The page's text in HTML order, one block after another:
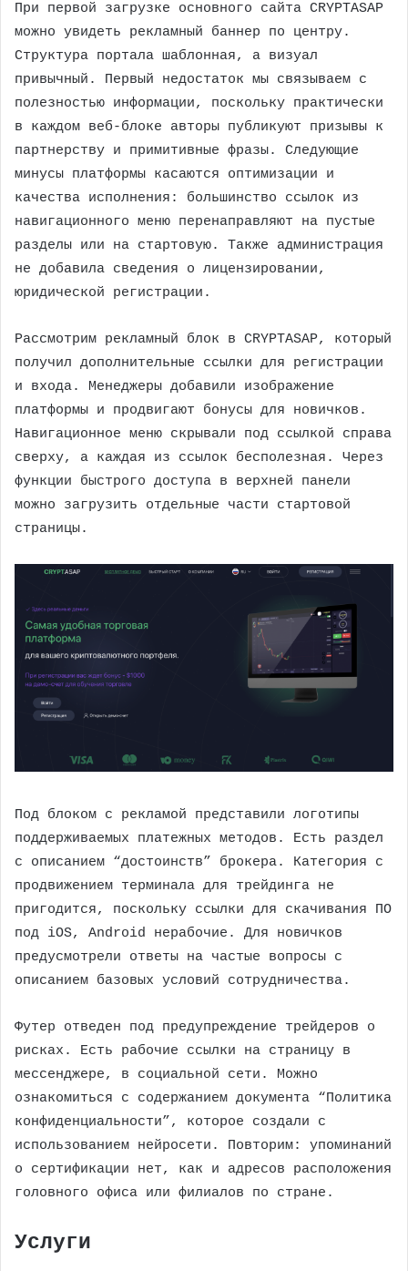
При первой загрузке основного сайта CRYPTASAP
можно увидеть рекламный баннер по центру.
Структура портала шаблонная, а визуал
привычный. Первый недостаток мы связываем с
полезностью информации, поскольку практически
в каждом веб-блоке авторы публикуют призывы к
партнерству и примитивные фразы. Следующие
минусы платформы касаются оптимизации и
качества исполнения: большинство ссылок из
навигационного меню перенаправляют на пустые
разделы или на стартовую. Также администрация
не добавила сведения о лицензировании,
юридической регистрации.
Рассмотрим рекламный блок в CRYPTASAP, который
получил дополнительные ссылки для регистрации
и входа. Менеджеры добавили изображение
платформы и продвигают бонусы для новичков.
Навигационное меню скрывали под ссылкой справа
сверху, а каждая из ссылок бесполезная. Через
функции быстрого доступа в верхней панели
можно загрузить отдельные части стартовой
страницы.
Под блоком с рекламой представили логотипы
поддерживаемых платежных методов. Есть раздел
с описанием “достоинств” брокера. Категория с
продвижением терминала для трейдинга не
пригодится, поскольку ссылки для скачивания ПО
под iOS, Android нерабочие. Для новичков
предусмотрели ответы на частые вопросы с
описанием базовых условий сотрудничества.
Футер отведен под предупреждение трейдеров о
рисках. Есть рабочие ссылки на страницу в
мессенджере, в социальной сети. Можно
ознакомиться с содержанием документа “Политика
конфиденциальности”, которое создали с
использованием нейросети. Повторим: упоминаний
о сертификации нет, как и адресов расположения
головного офиса или филиалов по стране.
Услуги